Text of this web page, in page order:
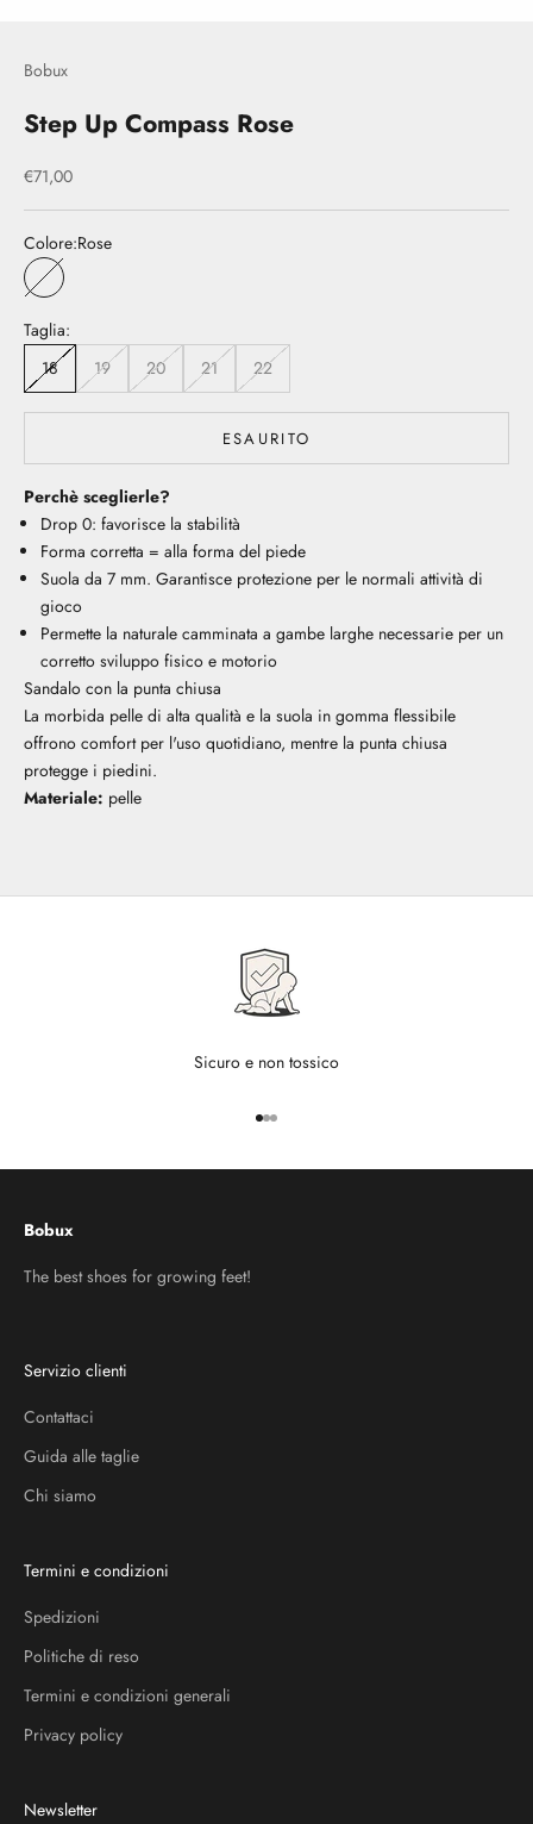
Bobux
Step Up Compass Rose
Prezzo scontato
€71,00
Colore:Rose
Rose
Taglia:
18
19 20 21 22
ESAURITO
Perchè sceglierle?
Drop 0: favorisce la stabilità
Forma corretta = alla forma del piede
Suola da 7 mm. Garantisce protezione per le normali attività di
gioco
Permette la naturale camminata a gambe larghe necessarie per un
corretto sviluppo fisico e motorio
Sandalo con la punta chiusa
La morbida pelle di alta qualità e la suola in gomma flessibile
offrono comfort per l'uso quotidiano, mentre la punta chiusa
protegge i piedini.
Materiale: pelle
Sicuro e non tossico
Vai all'articolo 1
Vai all'articolo 2
Vai all'articolo 3
Bobux
The best shoes for growing feet!
Servizio clienti
Contattaci
Guida alle taglie
Chi siamo
Termini e condizioni
Spedizioni
Politiche di reso
Termini e condizioni generali
Privacy policy
Newsletter